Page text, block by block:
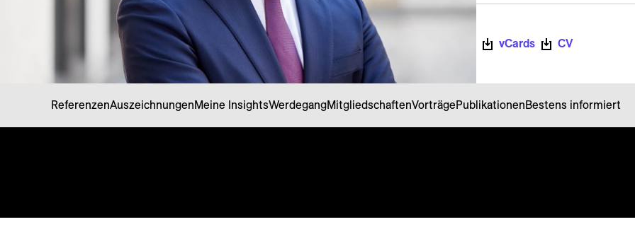
vCards CV
ReferenzenAuszeichnungenMeine InsightsWerdegangMitgliedschaftenVorträgePublikationenBestens informiert